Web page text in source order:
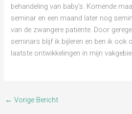
behandeling van baby’s. Komende
seminar en een maand later nog
van de zwangere patiënte. Door
seminars blijf ik bijleren en ben ik ook
laatste ontwikkelingen in mijn
← Vorige Bericht